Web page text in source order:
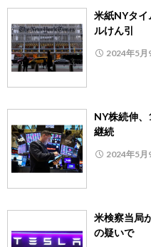
米紙NYタイ
ルけん引
2024年5月
NY株続伸
継続
2024年5月
米検察当局
の疑いで